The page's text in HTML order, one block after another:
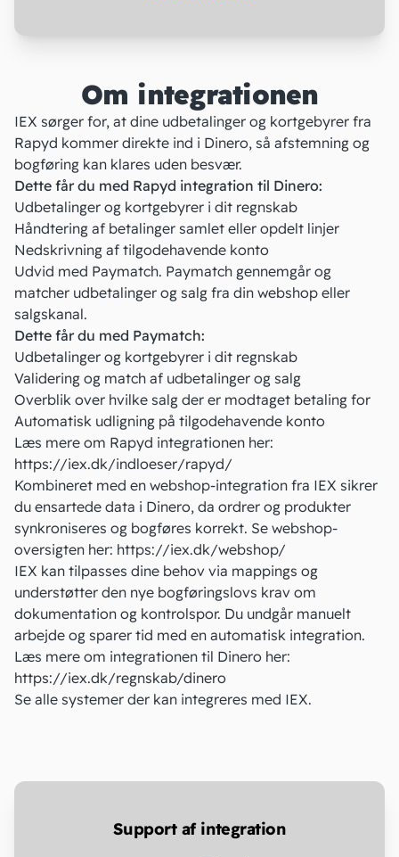
Om integrationen
IEX sørger for, at dine udbetalinger og kortgebyrer fra
Rapyd kommer direkte ind i Dinero, så afstemning og
bogføring kan klares uden besvær.
Dette får du med Rapyd integration til Dinero:
Udbetalinger og kortgebyrer i dit regnskab
Håndtering af betalinger samlet eller opdelt linjer
Nedskrivning af tilgodehavende konto
Udvid med Paymatch. Paymatch gennemgår og
matcher udbetalinger og salg fra din webshop eller
salgskanal.
Dette får du med Paymatch:
Udbetalinger og kortgebyrer i dit regnskab
Validering og match af udbetalinger og salg
Overblik over hvilke salg der er modtaget betaling for
Automatisk udligning på tilgodehavende konto
Læs mere om Rapyd integrationen her:
https://iex.dk/indloeser/rapyd/
Kombineret med en webshop-integration fra IEX sikrer
du ensartede data i Dinero, da ordrer og produkter
synkroniseres og bogføres korrekt. Se webshop-
oversigten her: https://iex.dk/webshop/
IEX kan tilpasses dine behov via mappings og
understøtter den nye bogføringslovs krav om
dokumentation og kontrolspor. Du undgår manuelt
arbejde og sparer tid med en automatisk integration.
Læs mere om integrationen til Dinero her:
https://iex.dk/regnskab/dinero
Se alle systemer der kan integreres med IEX.
Support af integration